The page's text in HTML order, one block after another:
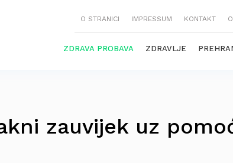
O STRANICI IMPRESSUM KONTAKT
ZDRAVA PROBAVA ZDRAVLJE
zauvijek uz